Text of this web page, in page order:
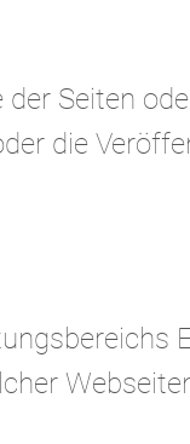
der Seiten
die